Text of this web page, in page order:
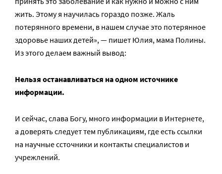
жить. Этому я научилась гораздо позже. Жаль
потерянного времени, в нашем случае это потерянное
здоровье наших детей», — пишет Юлия, мама Полины.
Из этого делаем важный вывод:
Нельзя останавливаться на одном источнике
информации.
И сейчас, слава Богу, много информации в Интернете,
а доверять следует тем публикациям, где есть ссылки
на научные ссточники и контакты специалистов и
учрежлений.